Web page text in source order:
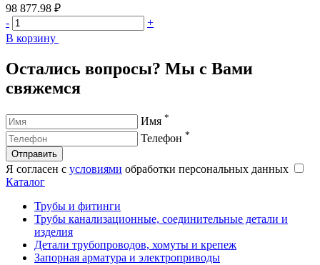
98 877.98 ₽
-
+
В корзину
Остались вопросы? Мы с Вами
свяжемся
Имя *
Телефон *
Отправить
Я согласен с условиями обработки персональных данных
Каталог
Трубы и фитинги
Трубы канализационные, соединительные детали и
изделия
Детали трубопроводов, хомуты и крепеж
Запорная арматура и электроприводы